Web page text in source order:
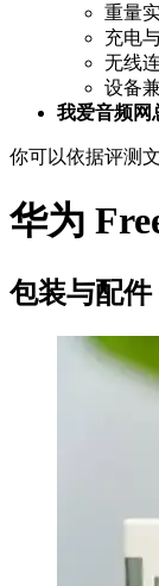
重量
充电
无线
设备
我爱音频网
你可以依据评测
华为
包装与配件